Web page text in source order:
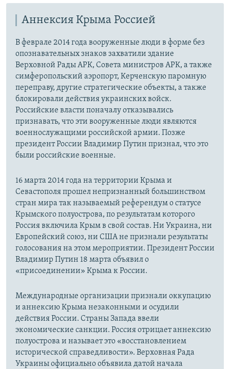
Аннексия Крыма Россией
В феврале 2014 года вооруженные люди в форме без
опознавательных знаков захватили здание
Верховной Рады АРК, Совета министров АРК, а также
симферопольский аэропорт, Керченскую паромную
переправу, другие стратегические объекты, а также
блокировали действия украинских войск.
Российские власти поначалу отказывались
признавать, что эти вооруженные люди являются
военнослужащими российской армии. Позже
президент России Владимир Путин признал, что это
были российские военные.
16 марта 2014 года на территории Крыма и
Севастополя прошел непризнанный большинством
стран мира так называемый референдум о статусе
Крымского полуострова, по результатам которого
Россия включила Крым в свой состав. Ни Украина, ни
Европейский союз, ни США не признали результаты
голосования на этом мероприятии. Президент России
Владимир Путин 18 марта объявил о
«присоединении» Крыма к России.
Международные организации признали оккупацию
и аннексию Крыма незаконными и осудили
действия России. Страны Запада ввели
экономические санкции. Россия отрицает аннексию
полуострова и называет это «восстановлением
исторической справедливости». Верховная Рада
Украины официально объявила датой начала